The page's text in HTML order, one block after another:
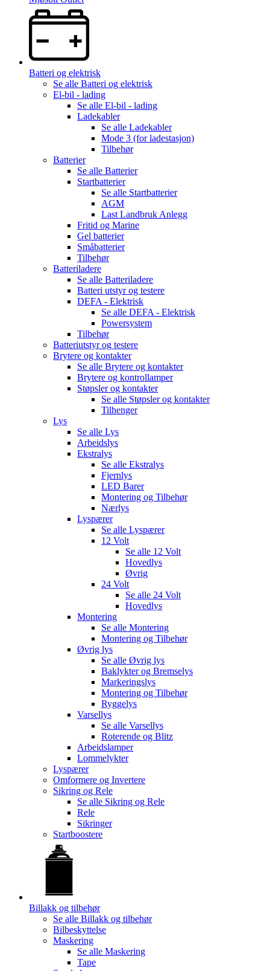
Batteri og elektrisk
Se alle Batteri og elektrisk
El-bil - lading
Se alle El-bil - lading
Ladekabler
Se alle Ladekabler
Mode 3 (for ladestasjon)
Tilbehør
Batterier
Se alle Batterier
Startbatterier
Se alle Startbatterier
AGM
Last Landbruk Anlegg
Fritid og Marine
Gel batterier
Småbatterier
Tilbehør
Batteriladere
Se alle Batteriladere
Batteri utstyr og testere
DEFA - Elektrisk
Se alle DEFA - Elektrisk
Powersystem
Tilbehør
Batteriutstyr og testere
Brytere og kontakter
Se alle Brytere og kontakter
Brytere og kontrollamper
Støpsler og kontakter
Se alle Støpsler og kontakter
Tilhenger
Lys
Se alle Lys
Arbeidslys
Ekstralys
Se alle Ekstralys
Fjernlys
LED Barer
Montering og Tilbehør
Nærlys
Lyspærer
Se alle Lyspærer
12 Volt
Se alle 12 Volt
Hovedlys
Øvrig
24 Volt
Se alle 24 Volt
Hovedlys
Montering
Se alle Montering
Montering og Tilbehør
Øvrig lys
Se alle Øvrig lys
Baklykter og Bremselys
Markeringslys
Montering og Tilbehør
Ryggelys
Varsellys
Se alle Varsellys
Roterende og Blitz
Arbeidslamper
Lommelykter
Lyspærer
Omformere og Invertere
Sikring og Rele
Se alle Sikring og Rele
Rele
Sikringer
Startboostere
Billakk og tilbehør
Se alle Billakk og tilbehør
Bilbeskyttelse
Maskering
Se alle Maskering
Tape